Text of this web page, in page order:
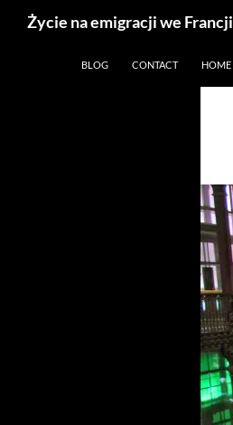
Życie na emigracji we Francji
BLOG CONTACT HOME